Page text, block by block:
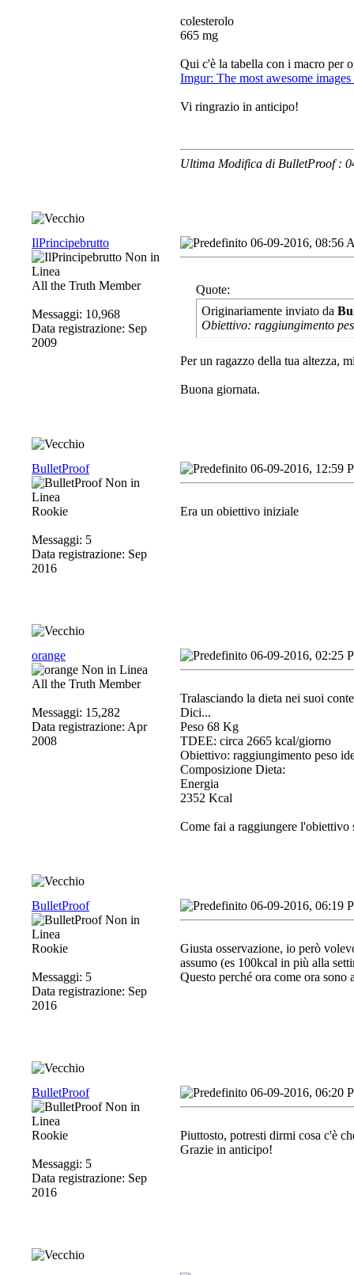
colesterolo
665 mg
Qui c'è la tabella con i macro per
Imgur: The most awesome
Vi ringrazio in anticipo!
Ultima Modifica di BulletProof :
IlPrincipebrutto
All the Truth Member
Messaggi: 10,968
Data registrazione: Sep
2009
06-09-2016, 08:56
Quote:
Originariamente inviato da
Obiettivo: raggiungimento
Per un ragazzo della tua altezza,
Buona giornata.
BulletProof
Rookie
Messaggi: 5
Data registrazione: Sep
2016
06-09-2016, 12:59
Era un obiettivo iniziale
orange
All the Truth Member
Messaggi: 15,282
Data registrazione: Apr
2008
06-09-2016, 02:25
Tralasciando la dieta nei suoi
Dici...
Peso 68 Kg
TDEE: circa 2665 kcal/giorno
Obiettivo: raggiungimento peso
Composizione Dieta:
Energia
2352 Kcal
Come fai a raggiungere
BulletProof
Rookie
Messaggi: 5
Data registrazione: Sep
2016
06-09-2016, 06:19
Giusta osservazione, io però
assumo (es 100kcal in più alla
Questo perché ora come ora
BulletProof
Rookie
Messaggi: 5
Data registrazione: Sep
2016
06-09-2016, 06:20
Piuttosto, potresti dirmi cosa c'è
Grazie in anticipo!